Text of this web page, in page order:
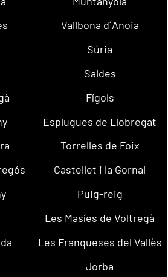
Vallbona d´Anoia
Súria
Saldes
Fígols
Esplugues de Llobregat
Torrelles de Foix
Castellet i la Gornal
Puig-reig
Les Masíes de Voltregà
Les Franqueses del Vallès
Jorba